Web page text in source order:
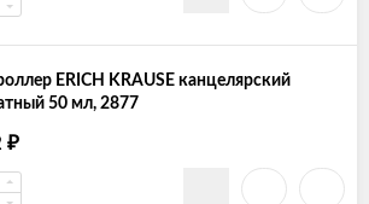
ERICH KRAUSE канцелярский
50 мл, 2877
₽